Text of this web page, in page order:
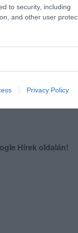
to security, including
and other user
Privacy Policy
is. "Az effajta
sem
leszek, s
Hírek oldalán!